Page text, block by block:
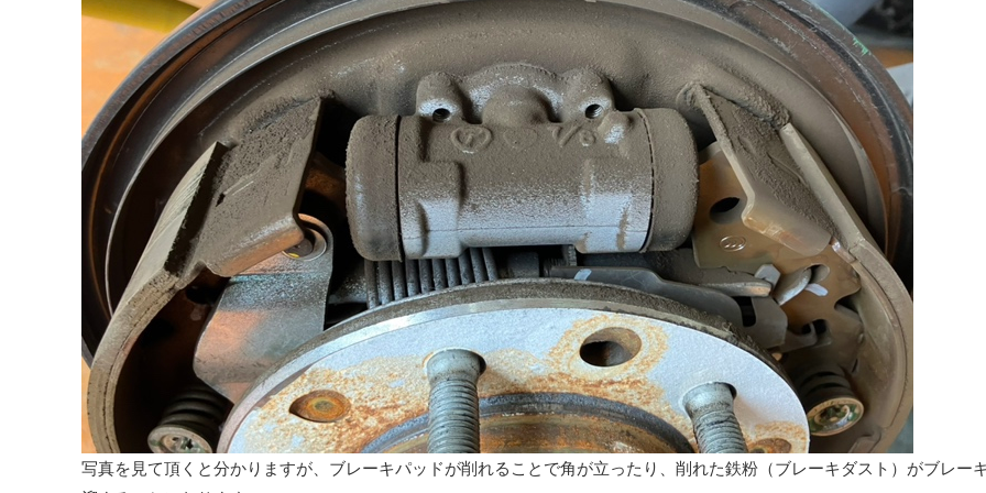
写真を見て頂くと分かりますが、ブレーキパッドが削れることで角が立ったり、削れた鉄粉（ブレーキダスト）がブレー